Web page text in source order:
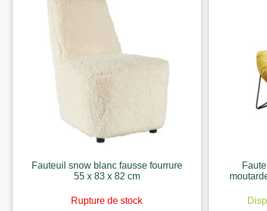
Fauteuil snow blanc fausse fourrure
55 x 83 x 82 cm
Rupture de stock